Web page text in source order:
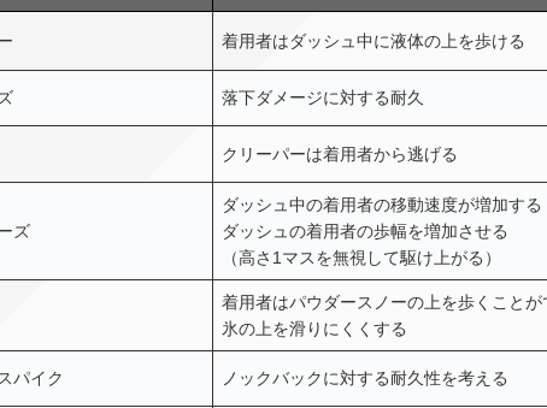
着用者はダッシュ中に液体の上を歩ける
落下ダメージに対する耐久
クリーパーは着用者から逃げる
ズ
ダッシュ中の着用者の移動速度が増加する
ダッシュの着用者の歩幅を増加させる
（高さ1マスを無視して駆け上がる）
着用者はパウダースノーの上を歩くことが
氷の上を滑りにくくする
パイク ノックバックに対する耐久性を考える